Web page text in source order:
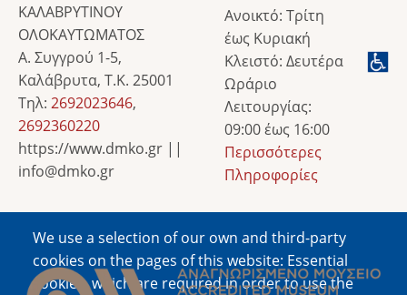
We use a selection of our own and third-party
cookies on the pages of this website: Essential
cookies, which are required in order to use the
ΚΑΛΑΒΡΥΤΙΝΟΥ
ΟΛΟΚΑΥΤΩΜΑΤΟΣ
Α. Συγγρού 1-5,
Καλάβρυτα, Τ.Κ. 25001
Τηλ: 2692023646,
2692360220
https://www.dmko.gr ||
info@dmko.gr
Ανοικτό: Τρίτη
έως Κυριακή
Κλειστό: Δευτέρα
Ωράριο
Λειτουργίας:
09:00 έως 16:00
Περισσότερες
Πληροφορίες
Image